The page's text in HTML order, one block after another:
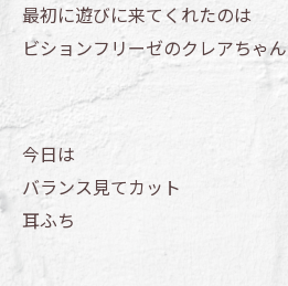
最初に遊びに来てくれたのは
ビションフリーゼのクレアちゃん
今日は
バランス見てカット
耳ふち